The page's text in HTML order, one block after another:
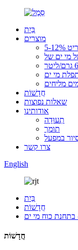
בַּיִת
מוצרים
מליחים
חֲדָשׁוֹת
שאלות נפוצות
אודותינו
תְעוּדָה
תומך
במפעל
צרו קשר
English
בַּיִת
חֲדָשׁוֹת
בתחנת כוח מי ים
חֲדָשׁוֹת